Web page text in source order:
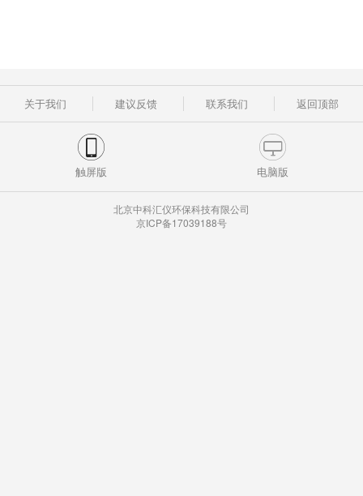
关于我们 建议反馈 联系我们 返回顶部
触屏版 电脑版
北京中科汇仪环保科技有限公司
京ICP备17039188号